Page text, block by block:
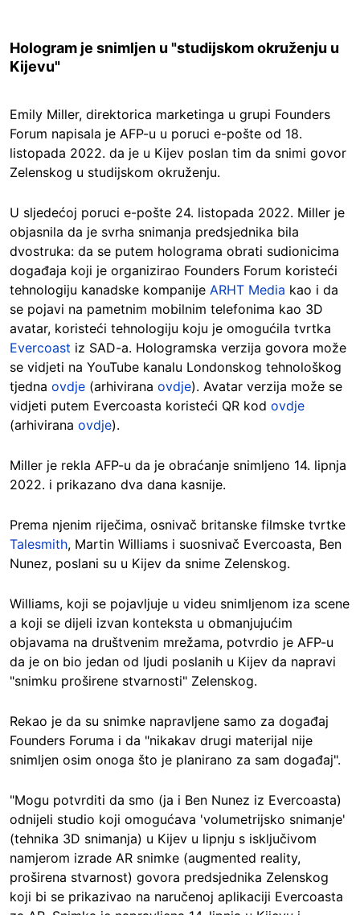
Hologram je snimljen u "studijskom okruženju u
Kijevu"
Emily Miller, direktorica marketinga u grupi Founders
Forum napisala je AFP-u u poruci e-pošte od 18.
listopada 2022. da je u Kijev poslan tim da snimi govor
Zelenskog u studijskom okruženju.
U sljedećoj poruci e-pošte 24. listopada 2022. Miller je
objasnila da je svrha snimanja predsjednika bila
dvostruka: da se putem holograma obrati sudionicima
događaja koji je organizirao Founders Forum koristeći
tehnologiju kanadske kompanije ARHT Media kao i da
se pojavi na pametnim mobilnim telefonima kao 3D
avatar, koristeći tehnologiju koju je omogućila tvrtka
Evercoast iz SAD-a. Hologramska verzija govora može
se vidjeti na YouTube kanalu Londonskog tehnološkog
tjedna ovdje (arhivirana ovdje). Avatar verzija može se
vidjeti putem Evercoasta koristeći QR kod ovdje
(arhivirana ovdje).
Miller je rekla AFP-u da je obraćanje snimljeno 14. lipnja
2022. i prikazano dva dana kasnije.
Prema njenim riječima, osnivač britanske filmske tvrtke
Talesmith, Martin Williams i suosnivač Evercoasta, Ben
Nunez, poslani su u Kijev da snime Zelenskog.
Williams, koji se pojavljuje u videu snimljenom iza scene
a koji se dijeli izvan konteksta u obmanjujućim
objavama na društvenim mrežama, potvrdio je AFP-u
da je on bio jedan od ljudi poslanih u Kijev da napravi
"snimku proširene stvarnosti" Zelenskog.
Rekao je da su snimke napravljene samo za događaj
Founders Foruma i da "nikakav drugi materijal nije
snimljen osim onoga što je planirano za sam događaj".
"Mogu potvrditi da smo (ja i Ben Nunez iz Evercoasta)
odnijeli studio koji omogućava 'volumetrijsko snimanje'
(tehnika 3D snimanja) u Kijev u lipnju s isključivom
namjerom izrade AR snimke (augmented reality,
proširena stvarnost) govora predsjednika Zelenskog
koji bi se prikazivao na naručenoj aplikaciji Evercoasta